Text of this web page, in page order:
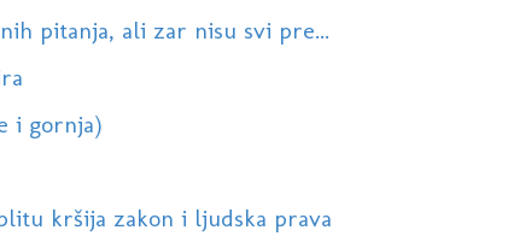
pitanja, ali zar nisu svi pre...
i gornja)
kršija zakon i ljudska prava